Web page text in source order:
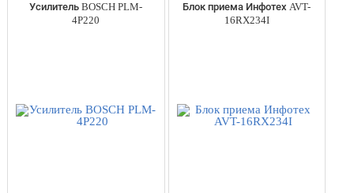
Усилитель BOSCH PLM-
4P220
Блок приема Инфотех AVT-
16RX234I